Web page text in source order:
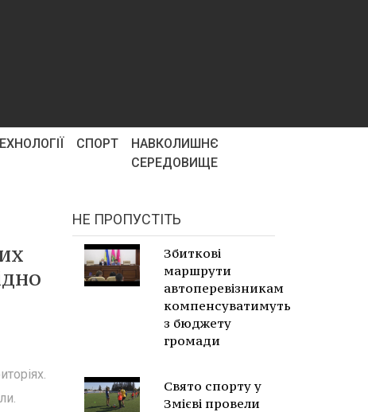
СПОРТ
НАВКОЛИШНЄ
СЕРЕДОВИЩЕ
НЕ ПРОПУСТІТЬ
Збиткові
маршрути
автоперевізникам
компенсуватимуть
з бюджету
громади
Свято спорту у
Змієві провели